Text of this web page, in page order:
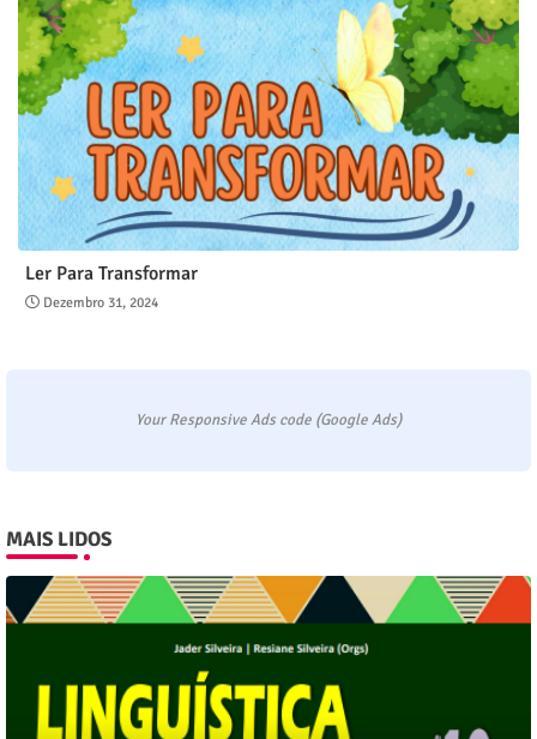
Ler Para Transformar
Dezembro 31, 2024
Your Responsive Ads code (Google Ads)
MAIS LIDOS